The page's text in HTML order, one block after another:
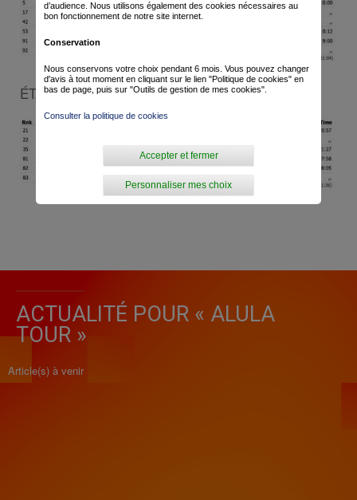
ÉTAPE 5
ACTUALITÉ POUR « ALULA
TOUR »
Article(s) à venir
d’audience. Nous utilisons également des cookies nécessaires au
bon fonctionnement de notre site internet.
Conservation
Nous conservons votre choix pendant 6 mois. Vous pouvez changer
d'avis à tout moment en cliquant sur le lien "Politique de cookies" en
bas de page, puis sur "Outils de gestion de mes cookies".
Consulter la politique de cookies
Personnaliser mes choix
Accepter et fermer